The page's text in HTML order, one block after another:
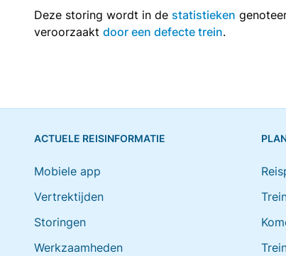
Deze storing wordt in de statistieken
veroorzaakt door een defecte trein.
ACTUELE REISINFORMATIE
Mobiele app
Vertrektijden
Storingen
Werkzaamheden